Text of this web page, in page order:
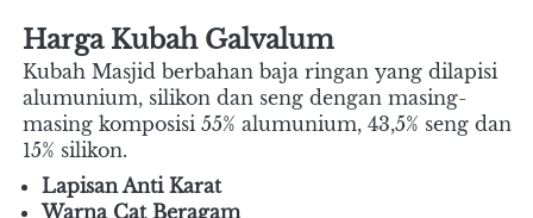
Harga Kubah Galvalum
Kubah Masjid berbahan baja ringan yang dilapisi
alumunium, silikon dan seng dengan masing-
masing komposisi 55% alumunium, 43,5% seng dan